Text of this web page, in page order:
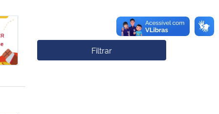
e o impacto na saúde
Filtrar